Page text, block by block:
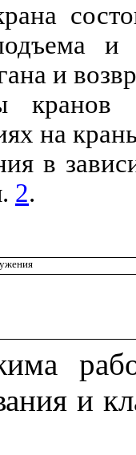
и
и
на
в
2.
и